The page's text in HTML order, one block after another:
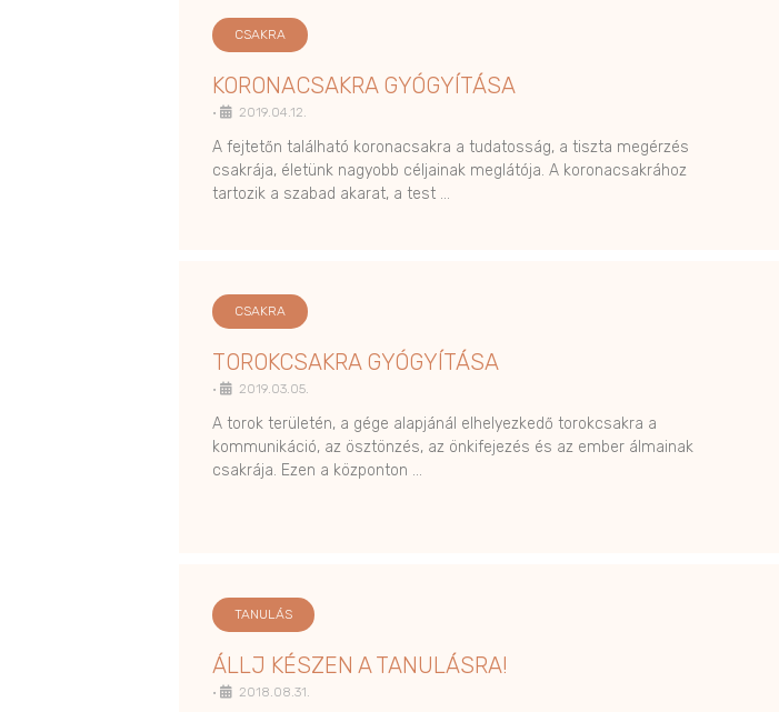
CSAKRA
KORONACSAKRA GYÓGYÍTÁSA
• 2019.04.12.
A fejtetőn található koronacsakra a tudatosság, a tiszta megérzés
csakrája, életünk nagyobb céljainak meglátója. A koronacsakrához
tartozik a szabad akarat, a test …
CSAKRA
TOROKCSAKRA GYÓGYÍTÁSA
• 2019.03.05.
A torok területén, a gége alapjánál elhelyezkedő torokcsakra a
kommunikáció, az ösztönzés, az önkifejezés és az ember álmainak
csakrája. Ezen a központon …
TANULÁS
ÁLLJ KÉSZEN A TANULÁSRA!
• 2018.08.31.